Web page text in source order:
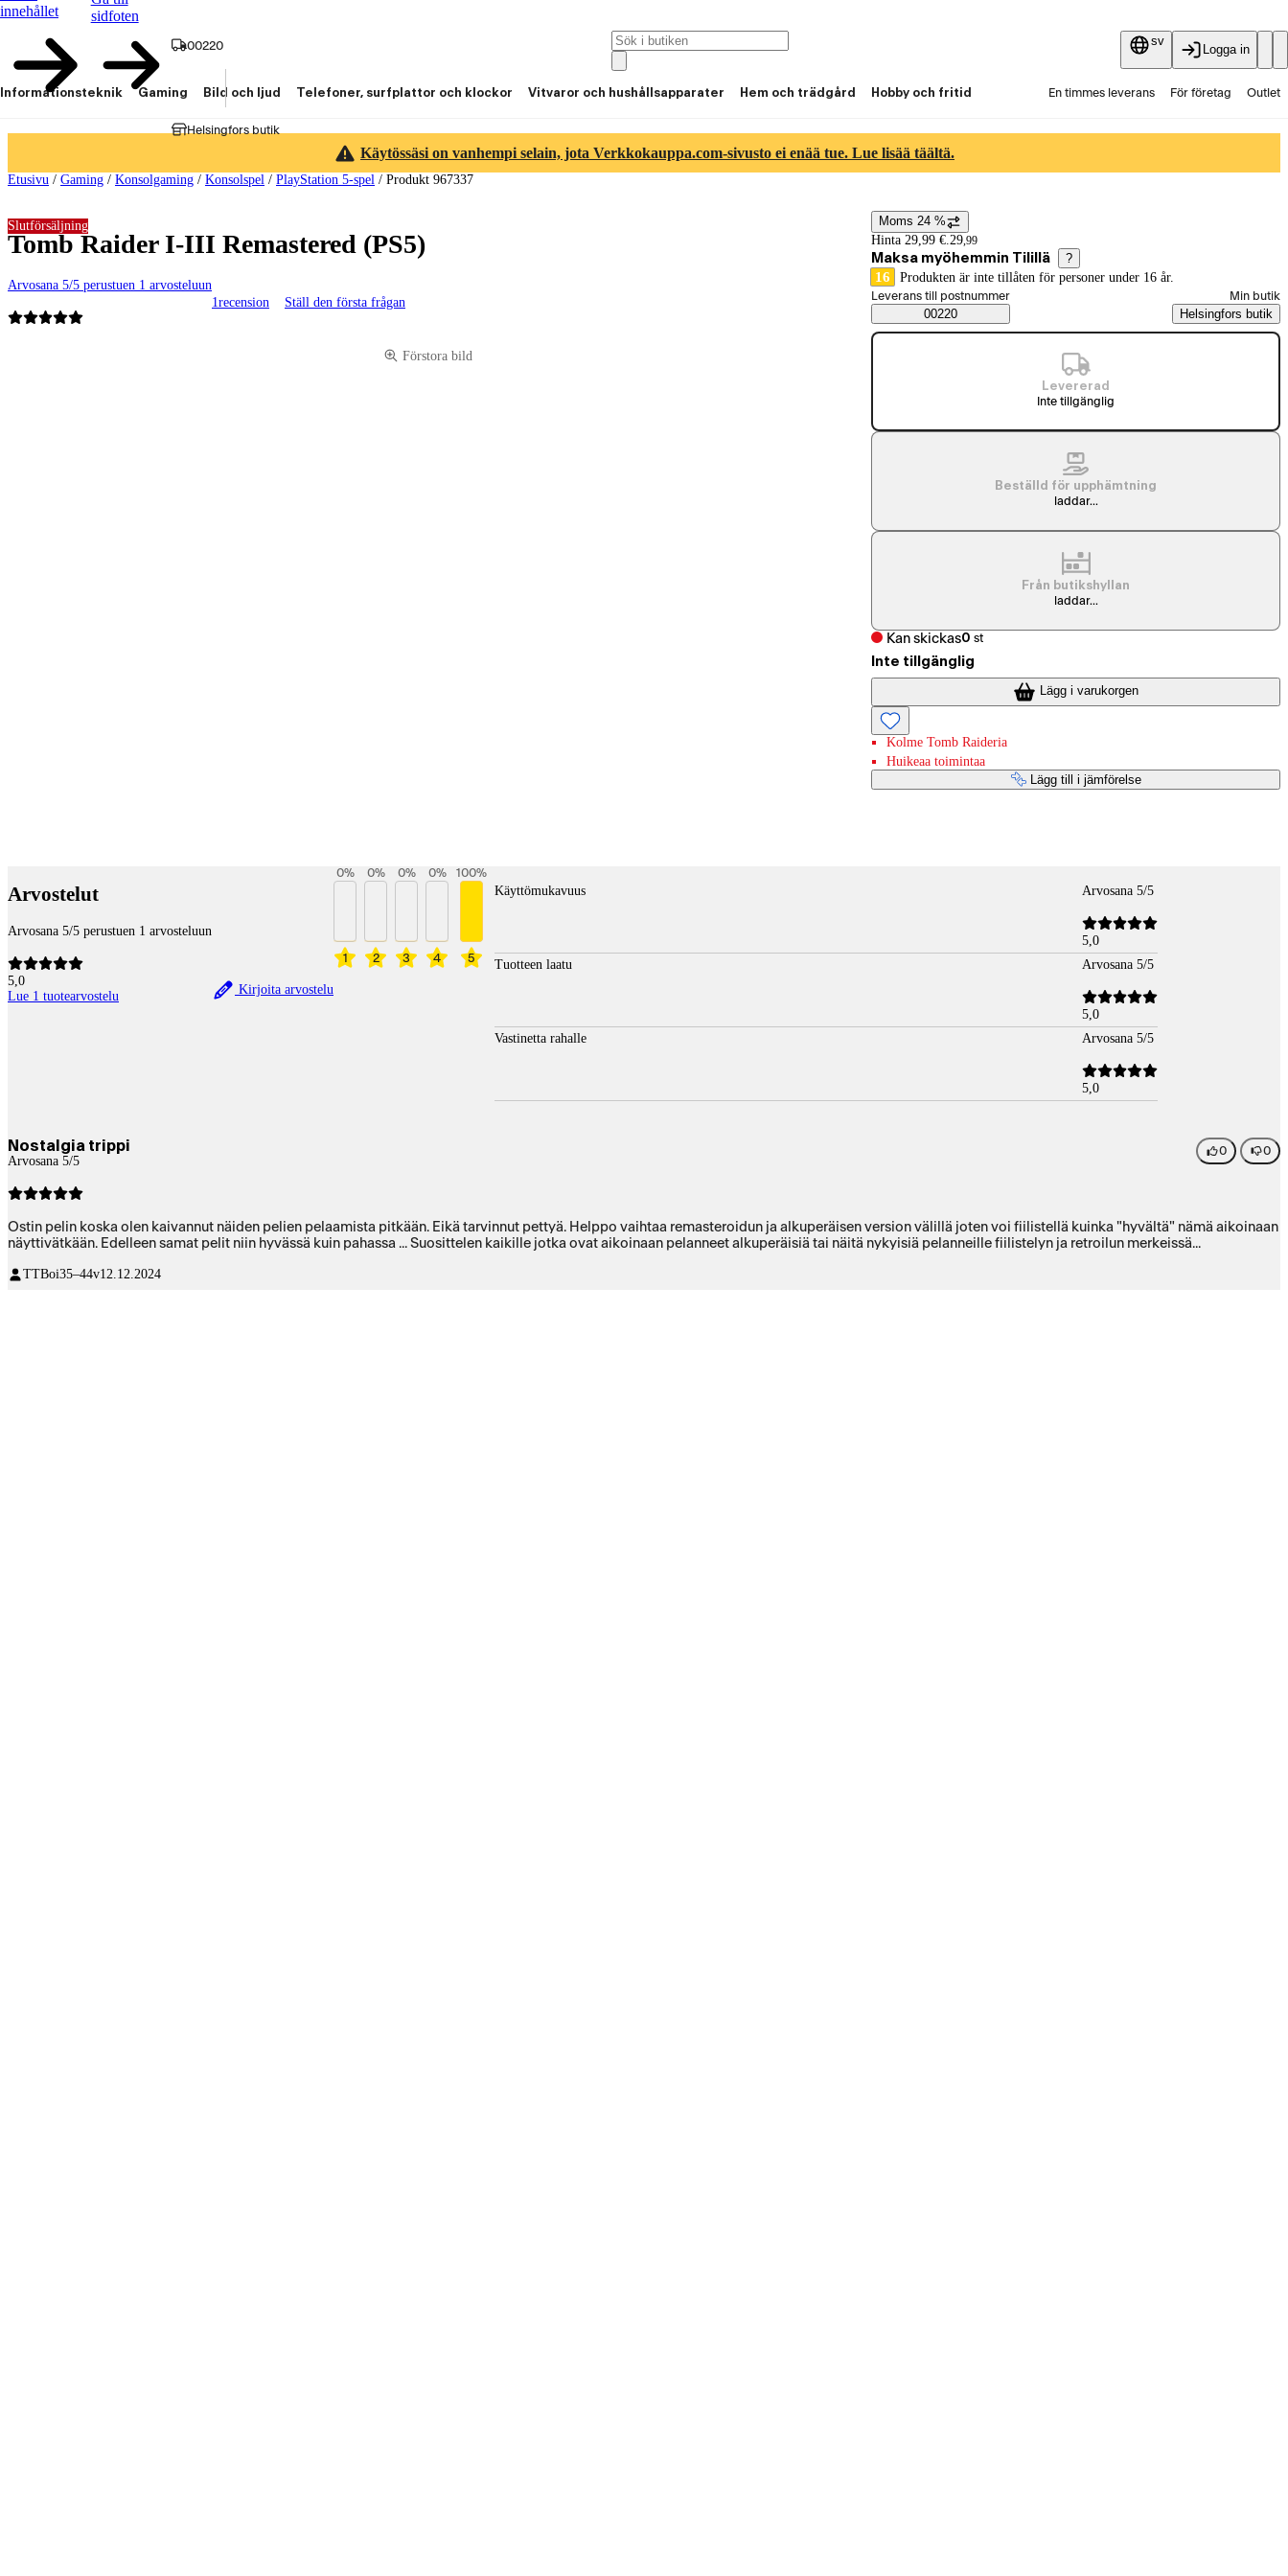
innehållet
sidfoten
00220
Helsingfors butik
sv
Logga in
Informationsteknik Gaming Bild och ljud Telefoner, surfplattor och klockor Vitvaror och hushållsapparater Hem och trädgård Hobby och fritid En timmes leverans För företag Outlet
Käytössäsi on vanhempi selain, jota Verkkokauppa.com-sivusto ei enää tue. Lue lisää täältä.
Etusivu / Gaming / Konsolgaming / Konsolspel / PlayStation 5-spel / Produkt 967337
Tomb Raider I-III Remastered (PS5)
Arvosana 5/5 perustuen 1 arvosteluun
1recension Ställ den första frågan
Slutförsäljning
Förstora bild
Prisinformation
Moms 24 %
Hinta 29,99 €. 29,99
Maksa myöhemmin Tilillä ?
16 Produkten är inte tillåten för personer under 16 år.
Saatavuustiedot
Välj beställningssätt
Leverans till postnummer
00220
Min butik
Helsingfors butik
Levererad
Inte tillgänglig
Beställd för upphämtning
laddar...
Från butikshyllan
laddar...
Kan skickas0 st
Inte tillgänglig
Lägg i varukorgen
Kolme Tomb Raideria
Huikeaa toimintaa
Lägg till i jämförelse
Arvostelut
Arvosana 5/5 perustuen 1 arvosteluun
5,0
Lue 1 tuotearvostelu
Kirjoita arvostelu
1
0%
2
0%
3
0%
4
0%
5
100%
Käyttömukavuus Arvosana 5/5
5,0
Tuotteen laatu
Arvosana 5/5
5,0
Vastinetta rahalle
Arvosana 5/5
5,0
Nostalgia trippi
Arvosana 5/5
0 0
Ostin pelin koska olen kaivannut näiden pelien pelaamista pitkään. Eikä tarvinnut pettyä. Helppo vaihtaa remasteroidun ja alkuperäisen version välillä joten voi fiilistellä kuinka "hyvältä" nämä aikoinaan
näyttivätkään. Edelleen samat pelit niin hyvässä kuin pahassa ... Suosittelen kaikille jotka ovat aikoinaan pelanneet alkuperäisiä tai näitä nykyisiä pelanneille fiilistelyn ja retroilun merkeissä...
TTBoi35–44v12.12.2024